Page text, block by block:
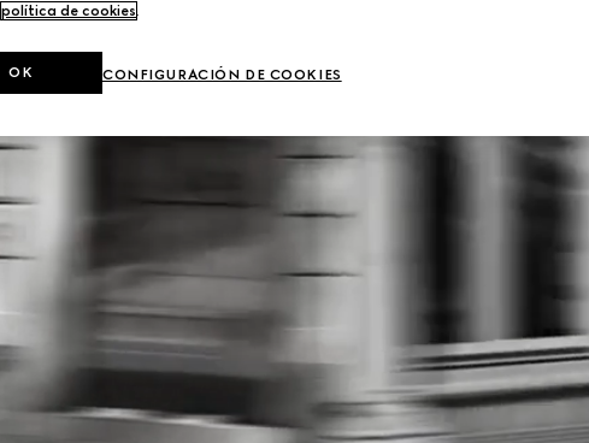
política de cookies.
CONFIGURACIÓN DE COOKIES
OK